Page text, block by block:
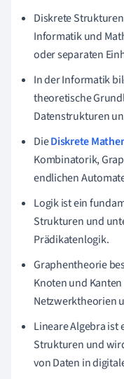
Diskrete
Informatik und
oder separaten
In der Informatik
theoretische
Datenstrukturen
DieDiskrete
Kombinatorik,
endlichen
Logik ist ein
Strukturen und
Prädikatenlogik.
Graphentheorie
Knoten und
Netzwerktheorien
Lineare Algebra ist
Strukturen und
von Daten in